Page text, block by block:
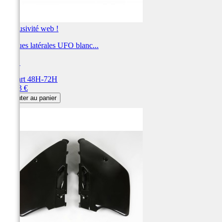
Exclusivité web !
Plaques latérales UFO blanc...
Départ 48H-72H
72,53 €
Ajouter au panier